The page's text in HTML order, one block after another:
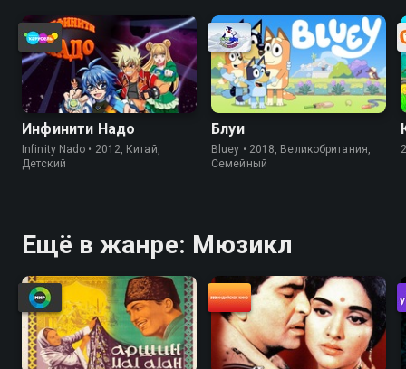
Инфинити Надо
Infinity Nado • 2012, Китай,
Детский
Блуи
Bluey • 2018, Великобритания,
Cемейный
Ещё в жанре: Мюзикл